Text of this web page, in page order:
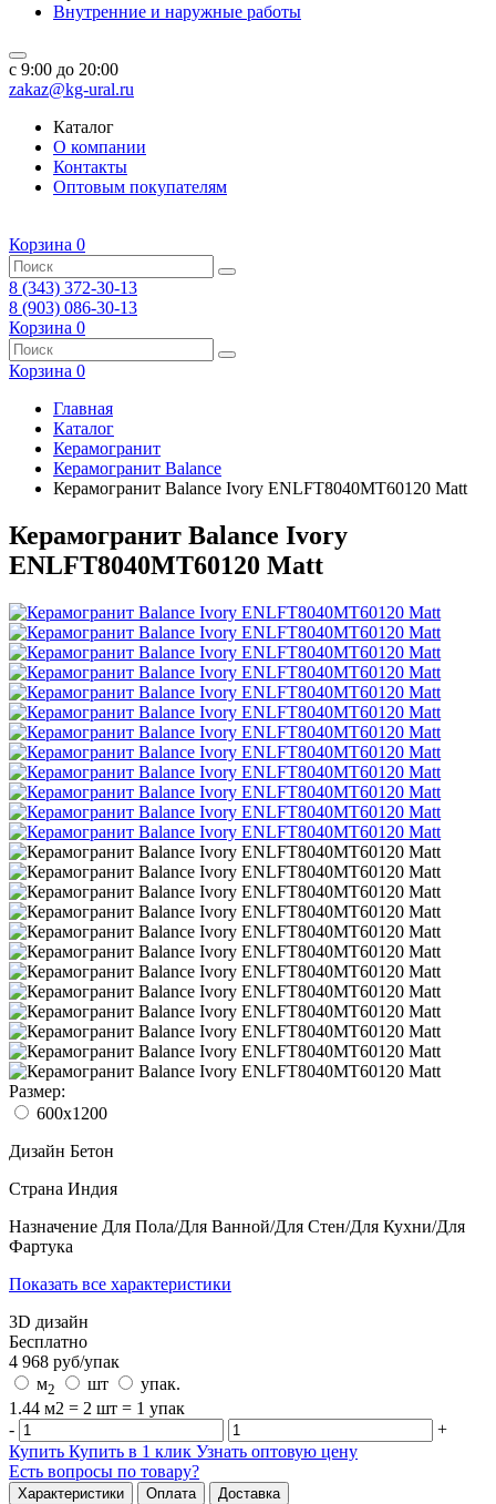
Внутренние и наружные работы
c 9:00 до 20:00
zakaz@kg-ural.ru
Каталог
О компании
Контакты
Оптовым покупателям
Корзина 0
8 (343) 372-30-13
8 (903) 086-30-13
Корзина 0
Корзина 0
Главная
Каталог
Керамогранит
Керамогранит Balance
Керамогранит Balance Ivory ENLFT8040MT60120 Matt
Керамогранит Balance Ivory
ENLFT8040MT60120 Matt
Размер:
600x1200
Дизайн Бетон
Страна Индия
Назначение Для Пола/Для Ванной/Для Стен/Для Кухни/Для
Фартука
Показать все характеристики
3D дизайн
Бесплатно
4 968 руб/упак
м2 шт
упак.
1.44 м2 = 2 шт = 1 упак
-
+
Купить Купить в 1 клик Узнать оптовую цену
Есть вопросы по товару?
Характеристики Оплата Доставка